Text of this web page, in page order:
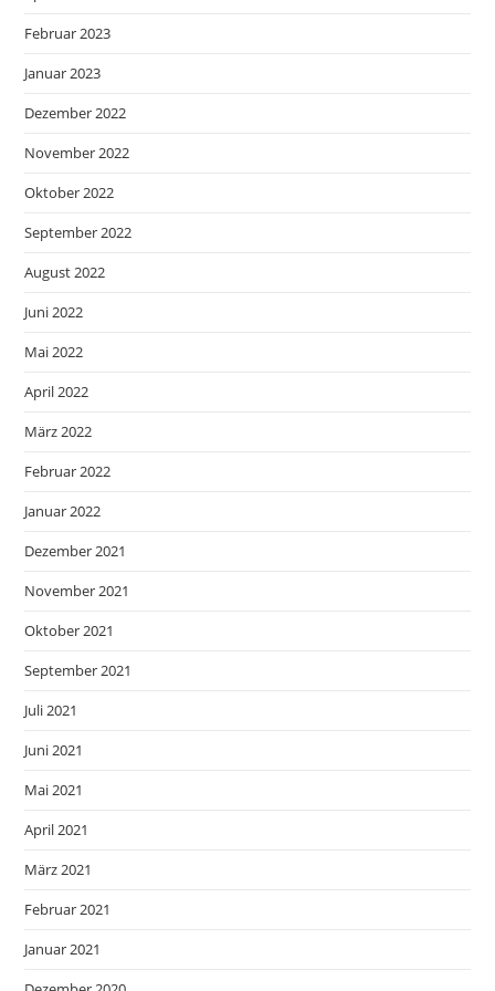
Februar 2023
Januar 2023
Dezember 2022
November 2022
Oktober 2022
September 2022
August 2022
Juni 2022
Mai 2022
April 2022
März 2022
Februar 2022
Januar 2022
Dezember 2021
November 2021
Oktober 2021
September 2021
Juli 2021
Juni 2021
Mai 2021
April 2021
März 2021
Februar 2021
Januar 2021